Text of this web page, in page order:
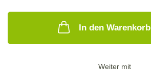
In den Warenkorb
Weiter mit